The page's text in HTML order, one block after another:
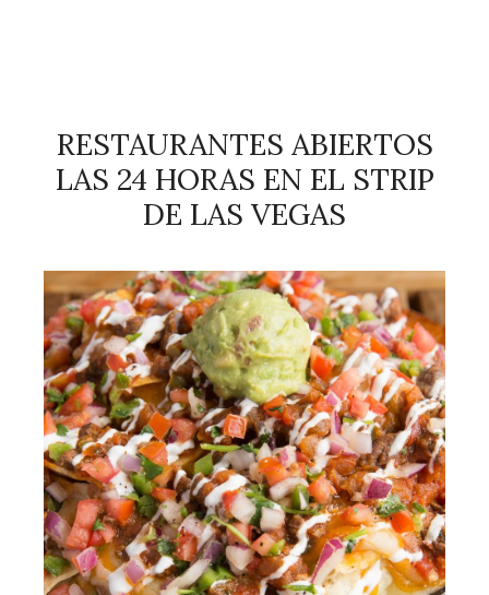
RESTAURANTES ABIERTOS
LAS 24 HORAS EN EL STRIP
DE LAS VEGAS